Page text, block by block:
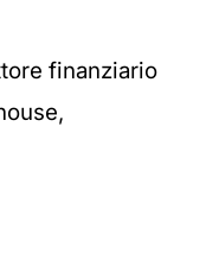
finanziario